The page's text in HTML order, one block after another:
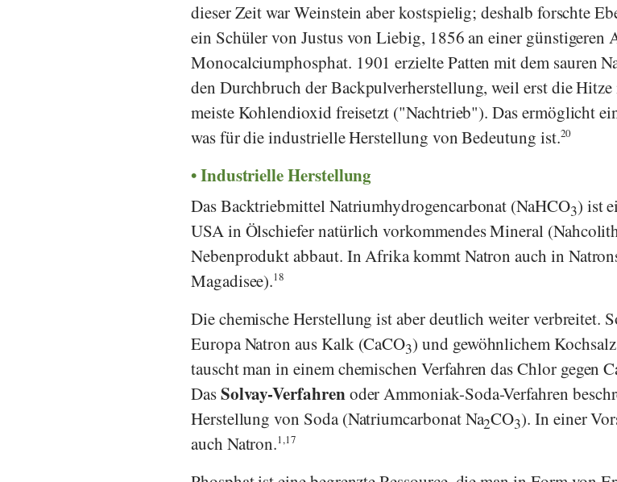
dieser Zeit war Weinstein aber kostspielig; deshalb forschte
ein Schüler von Justus von Liebig, 1856 an einer günstigeren
Monocalciumphosphat. 1901 erzieltePattenmit dem sauren
den Durchbruch der Backpulverherstellung, weil erst die Hitze
meiste Kohlendioxid freisetzt ("Nachtrieb"). Das ermöglicht
was für die industrielle Herstellung von Bedeutung ist.20
Industrielle Herstellung
Das Backtriebmittel Natriumhydrogencarbonat (NaHCO3) ist
USA in Ölschiefer natürlich vorkommendes Mineral
Nebenprodukt abbaut. In Afrika kommt Natron auch in
Magadisee).18
Die chemische Herstellung ist aber deutlich weiter verbreitet.
Europa Natron aus Kalk (CaCO3) und gewöhnlichem
tauscht man in einem chemischen Verfahren das Chlor gegen
DasSolvay-Verfahrenoder Ammoniak-Soda-Verfahren
Herstellung von Soda (Natriumcarbonat Na2CO3). In einer
auch Natron.1,17